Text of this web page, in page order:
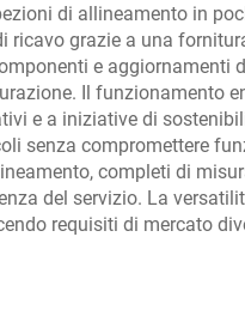
di allineamento in
grazie a una
e aggiornamenti
Il funzionamento
e a iniziative di
senza compromettere
completi di
del servizio. La
requisiti di mercato